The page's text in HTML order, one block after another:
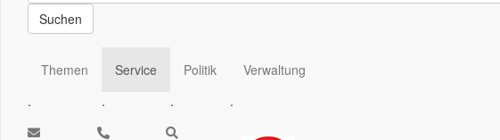
Suchen
Themen
.
Service
.
Politik
.
Verwaltung
.